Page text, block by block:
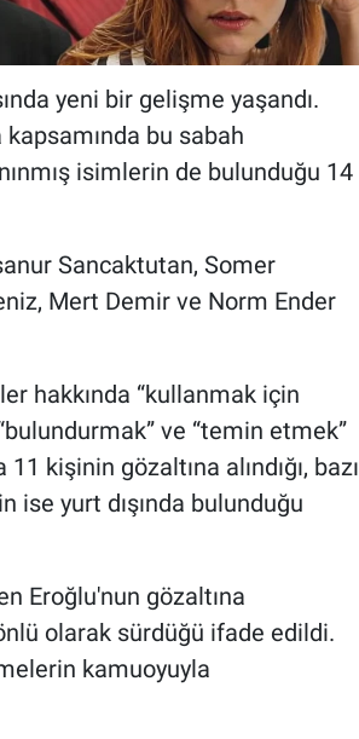
yeni bir gelişme yaşandı.
bu sabah
isimlerin de bulunduğu 14
Sancaktutan, Somer
Mert Demir ve Norm Ender
hakkında “kullanmak için
ve “temin etmek”
kişinin gözaltına alındığı, bazı
yurt dışında bulunduğu
Eroğlu'nun gözaltına
olarak sürdüğü ifade edildi.
kamuoyuyla